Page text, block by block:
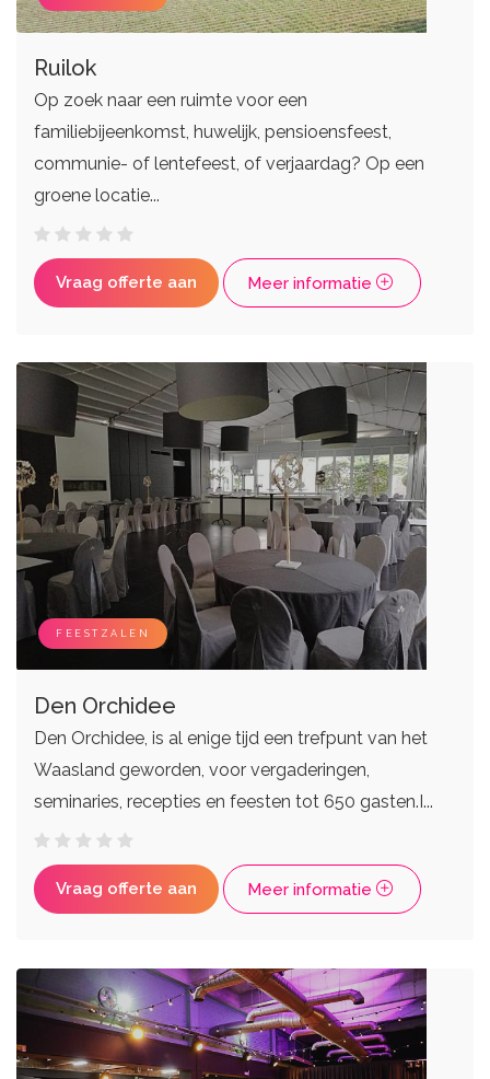
Ruilok
Op zoek naar een ruimte voor een
familiebijeenkomst, huwelijk, pensioensfeest,
communie- of lentefeest, of verjaardag? Op een
groene locatie...
Vraag offerte aan Meer informatie
FEESTZALEN
Den Orchidee
Den Orchidee, is al enige tijd een trefpunt van het
Waasland geworden, voor vergaderingen,
seminaries, recepties en feesten tot 650 gasten.I...
Vraag offerte aan Meer informatie